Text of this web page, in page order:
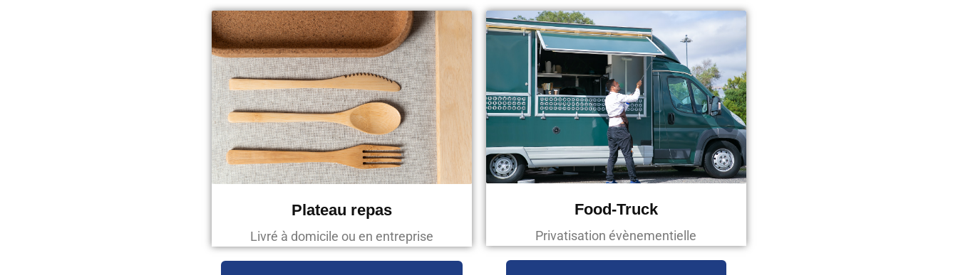
Plateau repas
Livré à domicile ou en entreprise
Food-Truck
Privatisation évènementielle